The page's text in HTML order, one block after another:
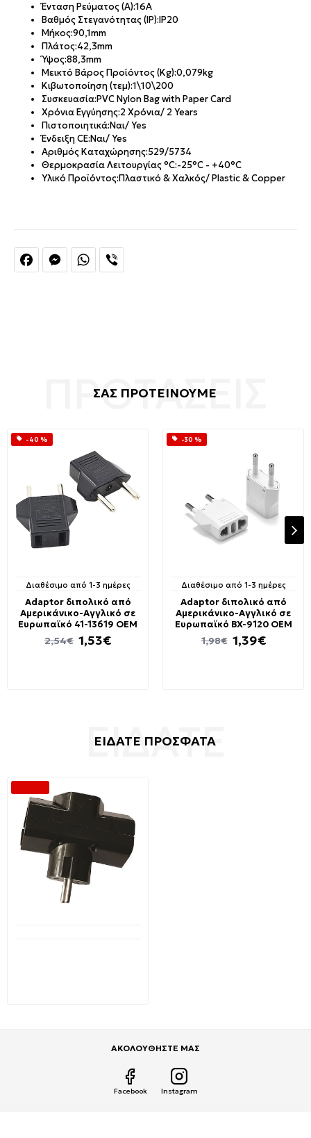
FacebookMessengerWhatsApp
Ένταση Ρεύματος (Α):16A
Βαθμός Στεγανότητας (IP):IP20
Μήκος:90,1mm
Πλάτος:42,3mm
Ύψος:88,3mm
Μεικτό Βάρος Προϊόντος (Kg):0,079kg
Κιβωτοποίηση (τεμ):1\10\200
Συσκευασία:PVC Nylon Bag with Paper Card
Χρόνια Εγγύησης:2 Χρόνια/ 2 Years
Πιστοποιητικά:Ναι/ Yes
Ένδειξη CE:Ναι/ Yes
Αριθμός Καταχώρησης:529/5734
Θερμοκρασία Λειτουργίας °C:-25°C - +40°C
Υλικό Προϊόντος:Πλαστικό & Χαλκός/ Plastic & Copper
ΣΑΣ ΠΡΟΤΕΙΝΟΥΜΕ
-40 %
Διαθέσιμο από 1-3 ημέρες
Adaptor διπολικό από
Αμερικάνικο-Αγγλικό σε
Ευρωπαϊκό 41-13619 OEM
1,53€
2,54€
-30 %
Διαθέσιμο από 1-3 ημέρες
Adaptor διπολικό από
Αμερικάνικο-Αγγλικό σε
Ευρωπαϊκό BX-9120 OEM
1,39€
1,98€
ΕΙΔΑΤΕ ΠΡΟΣΦΑΤΑ
ΑΚΟΛΟΥΘΗΣΤΕ ΜΑΣ
Facebook Instagram